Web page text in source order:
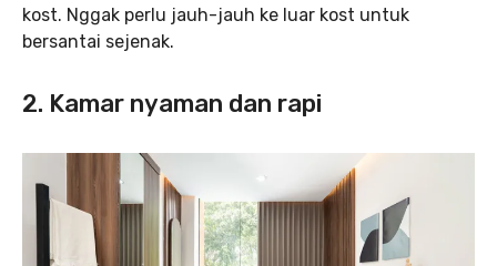
kost. Nggak perlu jauh-jauh ke luar kost untuk
bersantai sejenak.
2. Kamar nyaman dan rapi